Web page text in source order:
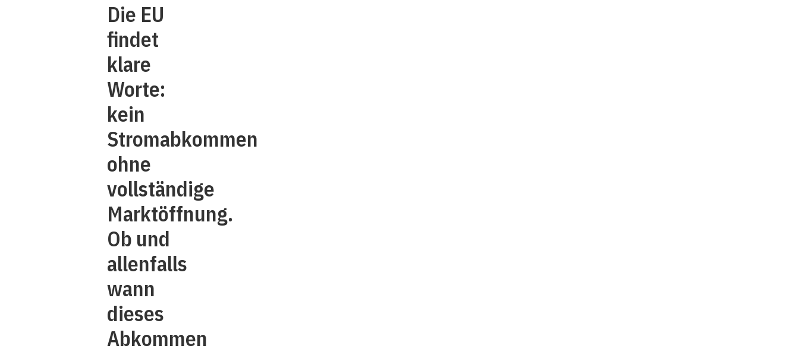
Die EU
findet
klare
Worte:
kein
Stromabkommen
ohne
vollständige
Marktöffnung.
Ob und
allenfalls
wann
dieses
Abkommen